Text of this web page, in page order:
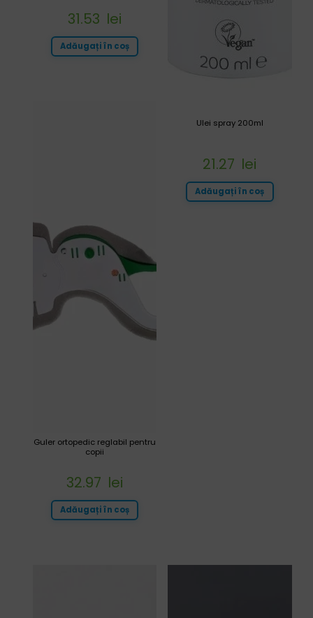
Ulei spray 200ml
21.27 lei
Adăugați în coș
31.53 lei
Adăugați în coș
Guler ortopedic reglabil pentru
copii
32.97 lei
Adăugați în coș